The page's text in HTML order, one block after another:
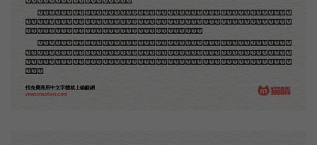
那時我還是一個兒童，見了這些圖，便震驚於它的精工活潑，當作寶貝看。到近幾年，才知道西洋
還有一種由畫家一手造成的版畫，也就是原畫，倘用木版，便叫作「創作木刻」，是藝術家直接的創作
品，毫不假手於刻者和印者的。現在我們所要紹介的，便是這一種。
但是至今沒有一本講說木刻的書，這才是第一本。雖然稍簡略，卻已經給了讀者一個大意。由此發
展下去，路是廣大得很。題材會豐富起來的，技藝也會精煉起來的，採取新法，加以中國舊日之所長，
還有開出一條新的路徑來的希望。那時作者各將自己的本領和心得，貢獻出來，中國的木刻界就會發生
光焰。
找免費商用中文字體就上貓齦網
www.maoken.com